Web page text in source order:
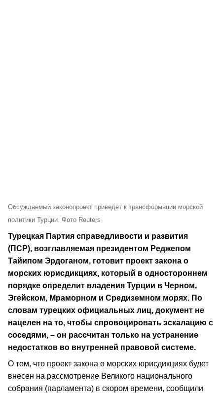
Обсуждаемый законопроект приведет к трансформации морской
политики Турции. Фото Reuters
Турецкая Партия справедливости и развития
(ПСР), возглавляемая президентом Реджепом
Тайипом Эрдоганом, готовит проект закона о
морских юрисдикциях, который в одностороннем
порядке определит владения Турции в Черном,
Эгейском, Мраморном и Средиземном морях. По
словам турецких официальных лиц, документ не
нацелен на то, чтобы спровоцировать эскалацию с
соседями, – он рассчитан только на устранение
недостатков во внутренней правовой системе.
О том, что проект закона о морских юрисдикциях будет
внесен на рассмотрение Великого национального
собрания (парламента) в скором времени, сообщили